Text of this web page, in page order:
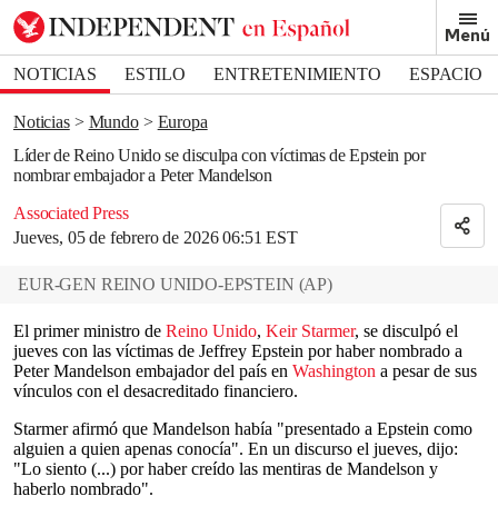
Menú
NOTICIAS ESTILO ENTRETENIMIENTO
ESPACIO
DEPORTES
Noticias Mundo
Europa
Líder de Reino Unido se disculpa con víctimas de Epstein por
nombrar embajador a Peter Mandelson
Associated Press
Jueves, 05 de febrero de 2026 06:51 EST
Bookmark popover
Removed from bookmarks
Close popover
EUR-GEN REINO UNIDO-EPSTEIN (AP)
El primer ministro de Reino Unido, Keir Starmer, se disculpó el
jueves con las víctimas de Jeffrey Epstein por haber nombrado a
Peter Mandelson embajador del país en Washington a pesar de sus
vínculos con el desacreditado financiero.
Starmer afirmó que Mandelson había "presentado a Epstein como
alguien a quien apenas conocía". En un discurso el jueves, dijo:
"Lo siento (...) por haber creído las mentiras de Mandelson y
haberlo nombrado".